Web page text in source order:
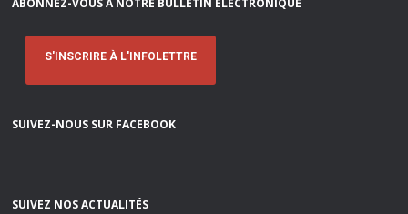
ABONNEZ-VOUS À NOTRE BULLETIN ÉLECTRONIQUE
S'INSCRIRE À L'INFOLETTRE
SUIVEZ-NOUS SUR FACEBOOK
SUIVEZ NOS ACTUALITÉS